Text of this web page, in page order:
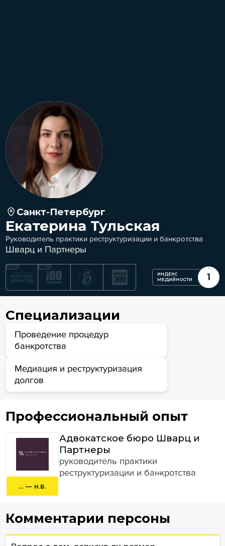
Санкт-Петербург
Екатерина Тульская
Руководитель практики реструктуризации и банкротства
Шварц и Партнеры
ИНДЕКС
МЕДИЙНОСТИ
1
Специализации
Проведение процедур
банкротства
Медиация и реструктуризация
долгов
Профессиональный опыт
... — н.в.
Адвокатское бюро Шварц и
Партнеры
руководитель практики
реструктуризации и банкротства
Комментарии персоны